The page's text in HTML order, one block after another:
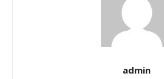
admin